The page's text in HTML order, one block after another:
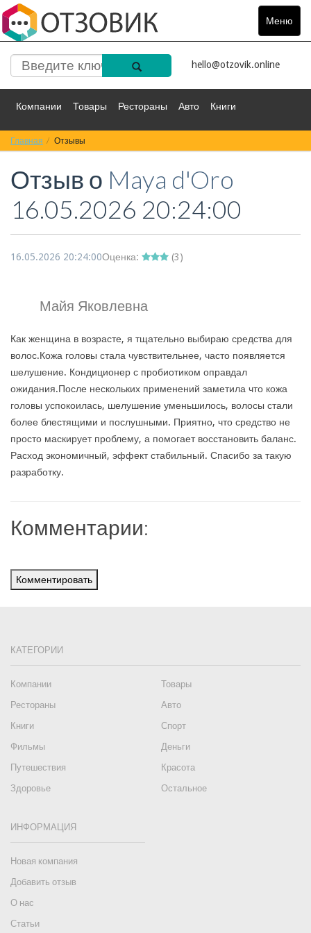
Меню
Toggle
hello@otzovik.online
Компании Товары Рестораны Авто Книги
Спорт Фильмы
Красота Здоровье Остальное
Главная Отзывы
Отзыв о Maya d'Oro
16.05.2026 20:24:00
16.05.2026 20:24:00Оценка: (3)
Майя Яковлевна
Как женщина в возрасте, я тщательно выбираю средства для
волос.Кожа головы стала чувствительнее, часто появляется
шелушение. Кондиционер с пробиотиком оправдал
ожидания.После нескольких применений заметила что кожа
головы успокоилась, шелушение уменьшилось, волосы стали
более блестящими и послушными. Приятно, что средство не
просто маскирует проблему, а помогает восстановить баланс.
Расход экономичный, эффект стабильный. Спасибо за такую
разработку.
Комментарии:
Комментировать
КАТЕГОРИИ
Компании
Товары
Рестораны
Авто
Книги
Спорт
Фильмы
Деньги
Путешествия
Красота
Здоровье
Остальное
ИНФОРМАЦИЯ
Новая компания
Добавить отзыв
О нас
Статьи